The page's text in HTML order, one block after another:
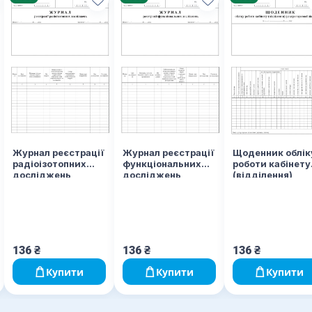
Журнал реєстрації
радіоізотопних
досліджень,
136 ₴
Купити
Журнал реєстрації
функціональних
досліджень,
136 ₴
Купити
Щоденник
роботи кабінету
(відділення)
136 ₴
Купити